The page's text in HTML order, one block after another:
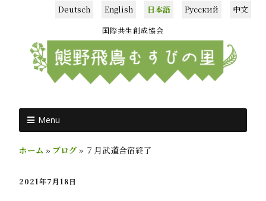
Deutsch English 日本語 Русский 中文
国際共生創成協会
Menu
ホーム » ブログ » ７月武道合宿終了
2021年7月18日